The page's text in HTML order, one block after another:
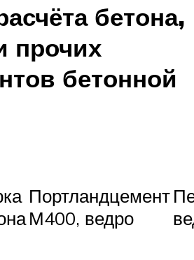
бетона,
прочих
бетонной
Портландцемент
М400, ведро